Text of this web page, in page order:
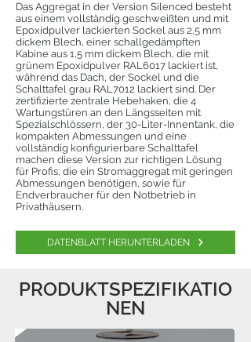
Das Aggregat in der Version Silenced besteht
aus einem vollständig geschweißten und mit
Epoxidpulver lackierten Sockel aus 2,5 mm
dickem Blech, einer schallgedämpften
Kabine aus 1,5 mm dickem Blech, die mit
grünem Epoxidpulver RAL6017 lackiert ist,
während das Dach, der Sockel und die
Schalttafel grau RAL7012 lackiert sind. Der
zertifizierte zentrale Hebehaken, die 4
Wartungstüren an den Längsseiten mit
Spezialschlössern, der 30-Liter-Innentank, die
kompakten Abmessungen und eine
vollständig konfigurierbare Schalttafel
machen diese Version zur richtigen Lösung
für Profis, die ein Stromaggregat mit geringen
Abmessungen benötigen, sowie für
Endverbraucher für den Notbetrieb in
Privathäusern.
DATENBLATT HERUNTERLADEN
PRODUKTSPEZIFIKATIO
NEN